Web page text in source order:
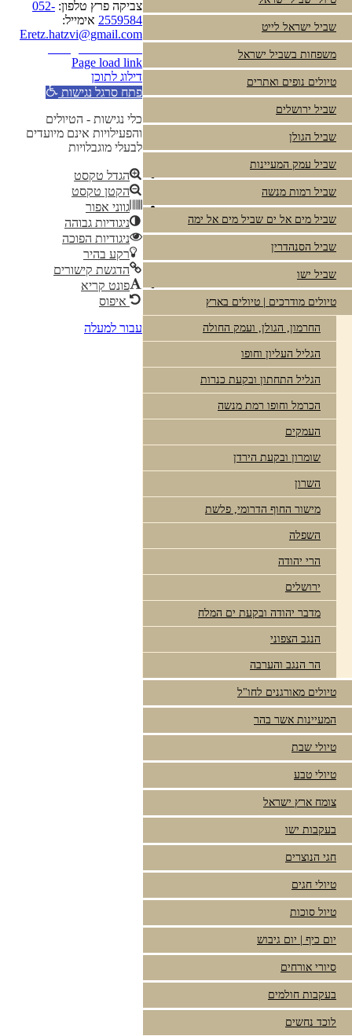
שביל ישראל לייט
משפחות בשביל ישראל
טיולים נופים ואתרים
שביל ירושלים
שביל הגולן
שביל עמק המעיינות
שביל רמות מנשה
שביל מים אל ים שביל מים אל ימה
שביל הסנהדרין
שביל ישו
טיולים מודרכים | טיולים בארץ
החרמון, הגולן, ועמק החולה
הגליל העליון וחופו
הגליל התחתון ובקעת כנרות
הכרמל וחופו רמת מנשה
העמקים
שומרון ובקעת הירדן
השרון
מישור החוף הדרומי, פלשת
השפלה
הרי יהודה
ירושלים
מדבר יהודה ובקעת ים המלח
הנגב הצפוני
הר הנגב והערבה
טיולים מאורגנים לחו"ל
המעיינות אשר בהר
טיולי שבת
טיולי טבע
צומח ארץ ישראל
בעקבות ישו
חגי הנוצרים
טיולי חגים
טיול סוכות
יום כיף | יום גיבוש
סיורי אורחים
בעקבות חולמים
לוכד נחשים
צביקה פרץ טלפון: 052-
2559584 אימייל:
Eretz.hatzvi@gmail.com
Page load link
דילוג לתוכן
פתח סרגל נגישות
כלי נגישות - הטיולים
והפעילויות אינם מיועדים
לבעלי מוגבלויות
הגדל טקסט
הקטן טקסט
גווני אפור
ניגודיות גבוהה
ניגודיות הפוכה
רקע בהיר
הדגשת קישורים
פונט קריא
איפוס
עבור למעלה